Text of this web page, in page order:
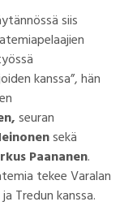
siis
kanssa”, hän
seuran
sekä
Paananen.
tekee Varalan
Tredun kanssa.